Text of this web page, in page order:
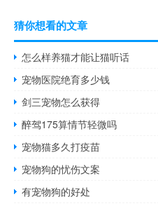
猜你想看的文章
怎么样养猫才能让猫听话
宠物医院绝育多少钱
剑三宠物怎么获得
醉驾175算情节轻微吗
宠物猫多久打疫苗
宠物狗的忧伤文案
有宠物狗的好处